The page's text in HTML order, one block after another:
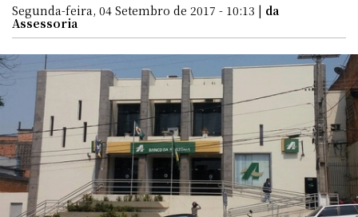
Segunda-feira, 04 Setembro de 2017 - 10:13 | da
Assessoria